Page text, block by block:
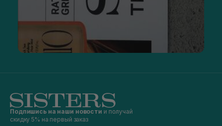
Подпишись на наши новости и получай
скидку 5% на первый заказ